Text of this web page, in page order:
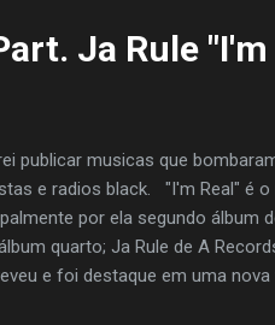
Ja Rule "I'm
publicar musicas que
e radios black. "I'm Real" é
por ela segundo álbum
quarto; Ja Rule de A
e foi destaque em uma nova